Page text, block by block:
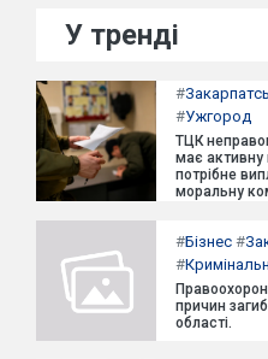
У тренді
#
#Ужгород
ТЦК
має активну
потрібне
моральну
#Бізнес #
#
причин
області.